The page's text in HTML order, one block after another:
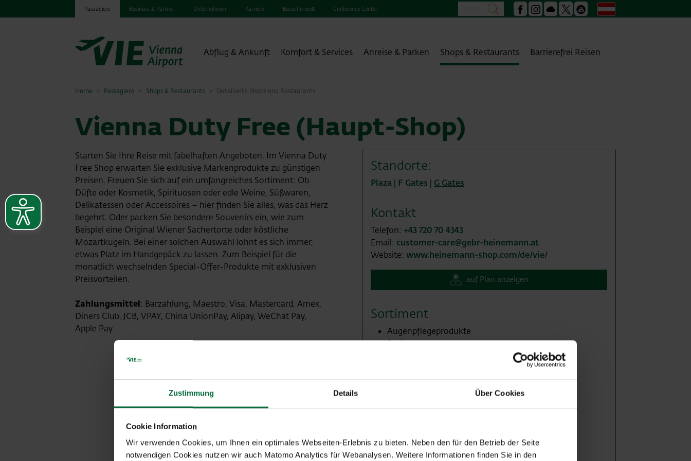
Zustimmung Details Über Cookies
Cookie Information
Wir verwenden Cookies, um Ihnen ein optimales Webseiten-Erlebnis zu bieten. Neben den für den Betrieb der Seite
notwendigen Cookies nutzen wir auch Matomo Analytics für Webanalysen. Weitere Informationen finden Sie in den
Passagiere Business & Partner Unternehmen Karriere Besucherwelt Conference Center suchen Facebook
Instagram
Podcast YoutubeDeutsch
Abflug & Ankunft Komfort & Services Anreise & Parken Shops & Restaurants Barrierefrei Reisen
Home Passagiere Shops & Restaurants Detailseite Shops und Restaurants
Vienna Duty Free (Haupt-Shop)
Starten Sie Ihre Reise mit fabelhaften Angeboten. Im Vienna Duty
Free Shop erwarten Sie exklusive Markenprodukte zu günstigen
Preisen. Freuen Sie sich auf ein umfangreiches Sortiment: Ob
Düfte oder Kosmetik, Spirituosen oder edle Weine, Süßwaren,
Delikatessen oder Accessoires – hier finden Sie alles, was das Herz
begehrt. Oder packen Sie besondere Souvenirs ein, wie zum
Beispiel eine Original Wiener Sachertorte oder köstliche
Mozartkugeln. Bei einer solchen Auswahl lohnt es sich immer,
etwas Platz im Handgepäck zu lassen. Zum Beispiel für die
monatlich wechselnden Special-Offer-Produkte mit exklusiven
Preisvorteilen.
Zahlungsmittel: Barzahlung, Maestro, Visa, Mastercard, Amex,
Diners Club, JCB, VPAY, China UnionPay, Alipay, WeChat Pay,
Apple Pay
Standorte:
Plaza | F Gates | G Gates
Kontakt
Telefon: +43 720 70 4343
Email: customer-care@gebr-heinemann.at
Website: www.heinemann-shop.com/de/vie/
auf Plan anzeigen
Sortiment
Augenpflegeprodukte
Delikatessen
Hand- & Nagelpflege
Lederwaren
Lippenstift